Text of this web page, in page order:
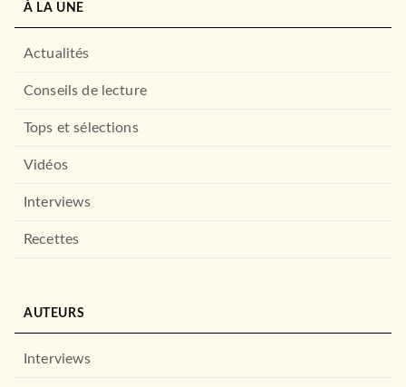
À LA UNE
Actualités
Conseils de lecture
Tops et sélections
Vidéos
Interviews
Recettes
AUTEURS
Interviews